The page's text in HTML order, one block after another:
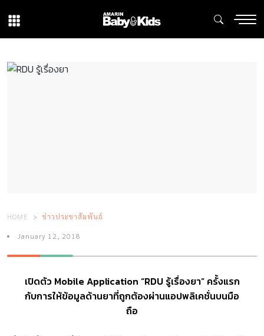
HOME ข่าวประชาสัมพันธ์
January 12, 2018
เปิดตัว Mobile Application “RDU รู้เรื่องยา” ครั้งแรก
กับการให้ข้อมูลด้านยาที่ถูกต้องผ่านแอปพลิเคชั่นบนมือ
ถือ